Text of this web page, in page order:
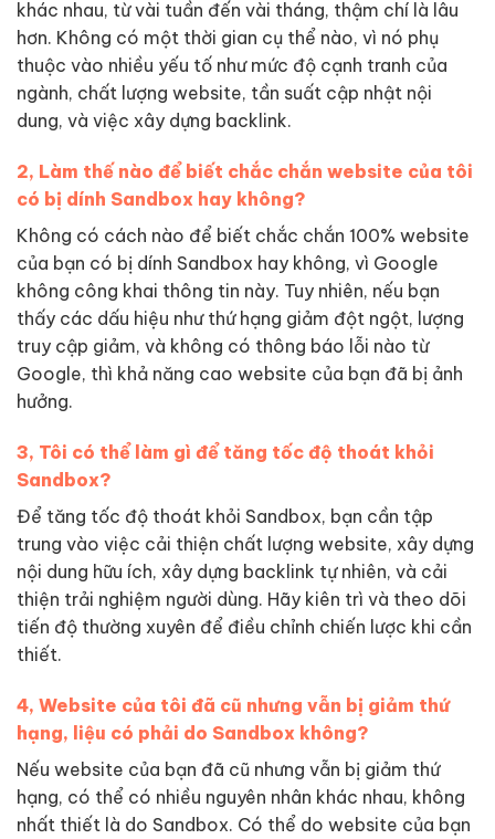
khác nhau, từ vài tuần đến vài tháng, thậm chí là lâu
hơn. Không có một thời gian cụ thể nào, vì nó phụ
thuộc vào nhiều yếu tố như mức độ cạnh tranh của
ngành, chất lượng website, tần suất cập nhật nội
dung, và việc xây dựng backlink.
2, Làm thế nào để biết chắc chắn website của tôi
có bị dính Sandbox hay không?
Không có cách nào để biết chắc chắn 100% website
của bạn có bị dính Sandbox hay không, vì Google
không công khai thông tin này. Tuy nhiên, nếu bạn
thấy các dấu hiệu như thứ hạng giảm đột ngột, lượng
truy cập giảm, và không có thông báo lỗi nào từ
Google, thì khả năng cao website của bạn đã bị ảnh
hưởng.
3, Tôi có thể làm gì để tăng tốc độ thoát khỏi
Sandbox?
Để tăng tốc độ thoát khỏi Sandbox, bạn cần tập
trung vào việc cải thiện chất lượng website, xây dựng
nội dung hữu ích, xây dựng backlink tự nhiên, và cải
thiện trải nghiệm người dùng. Hãy kiên trì và theo dõi
tiến độ thường xuyên để điều chỉnh chiến lược khi cần
thiết.
4, Website của tôi đã cũ nhưng vẫn bị giảm thứ
hạng, liệu có phải do Sandbox không?
Nếu website của bạn đã cũ nhưng vẫn bị giảm thứ
hạng, có thể có nhiều nguyên nhân khác nhau, không
nhất thiết là do Sandbox. Có thể do website của bạn